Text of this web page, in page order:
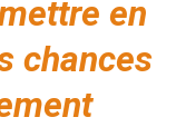
en
chances